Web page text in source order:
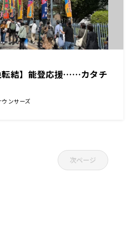
転結】能登応援……カタチ
ウンサーズ
次ページ